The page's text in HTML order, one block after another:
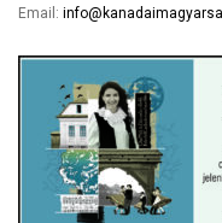
Email: